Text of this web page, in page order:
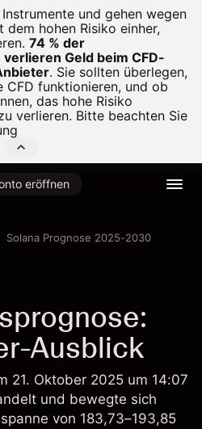
und gehen wegen
hohen Risiko einher,
74 % der
Geld beim CFD-
. Sie sollten überlegen,
CFD funktionieren, und ob
das hohe Risiko
verlieren. Bitte beachten Sie
eröffnen
Solana Prognose 2025-2030
Ausblick
21. Oktober 2025 um 14:07
und bewegte sich
von 183,73–193,85